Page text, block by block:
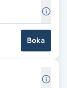
Boka